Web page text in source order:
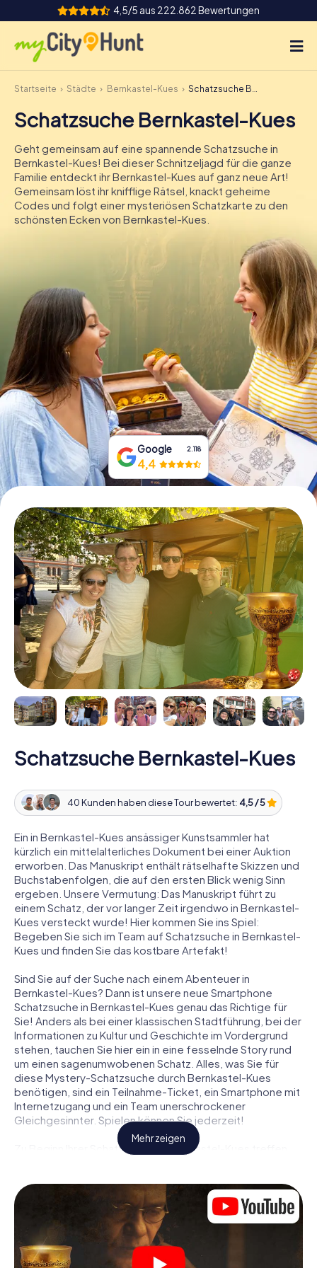
4,5/5 aus 222.862 Bewertungen
So funktioniert's
Städte
Touren
Teamevent
Tickets
DE
IE
IT
Tickets buchen
Gutscheine bestellen
Startseite Städte Bernkastel-Kues Schatzsuche Bernkastel-Kues
Schatzsuche Bernkastel-Kues
Geht gemeinsam auf eine spannende Schatzsuche in
Bernkastel-Kues! Bei dieser Schnitzeljagd für die ganze
Familie entdeckt ihr Bernkastel-Kues auf ganz neue Art!
Gemeinsam löst ihr knifflige Rätsel, knackt geheime
Codes und folgt einer mysteriösen Schatzkarte zu den
schönsten Ecken von Bernkastel-Kues.
Google 2.118
4,4
Schatzsuche Bernkastel-Kues
40 Kunden haben diese Tour bewertet: 4,5 / 5
Ein in Bernkastel-Kues ansässiger Kunstsammler hat
kürzlich ein mittelalterliches Dokument bei einer Auktion
erworben. Das Manuskript enthält rätselhafte Skizzen und
Buchstabenfolgen, die auf den ersten Blick wenig Sinn
ergeben. Unsere Vermutung: Das Manuskript führt zu
einem Schatz, der vor langer Zeit irgendwo in Bernkastel-
Kues versteckt wurde! Hier kommen Sie ins Spiel:
Begeben Sie sich im Team auf Schatzsuche in Bernkastel-
Kues und finden Sie das kostbare Artefakt!
Sind Sie auf der Suche nach einem Abenteuer in
Bernkastel-Kues? Dann ist unsere neue Smartphone
Schatzsuche in Bernkastel-Kues genau das Richtige für
Sie! Anders als bei einer klassischen Stadtführung, bei der
Informationen zu Kultur und Geschichte im Vordergrund
stehen, tauchen Sie hier ein in eine fesselnde Story rund
um einen sagenumwobenen Schatz. Alles, was Sie für
diese Mystery-Schatzsuche durch Bernkastel-Kues
benötigen, sind ein Teilnahme-Ticket, ein Smartphone mit
Internetzugang und ein Team unerschrockener
Gleichgesinnter. Spielen können Sie jederzeit!
Zu Beginn Ihrer Schatzsuche in Bernkastel-Kues treffen
Team ist ein geborener Spurensucher? Wer ein
waschechter Abenteurer? Und wer hat das Zeug zum
Code-Knacker? Bei unserer Schatzsuche in Bernkastel-
Kues ist für jeden Spieler die passende Rolle dabei.
Sind die Rollen verteilt, kann die Krimi-Schatzsuche durch
Mehr zeigen